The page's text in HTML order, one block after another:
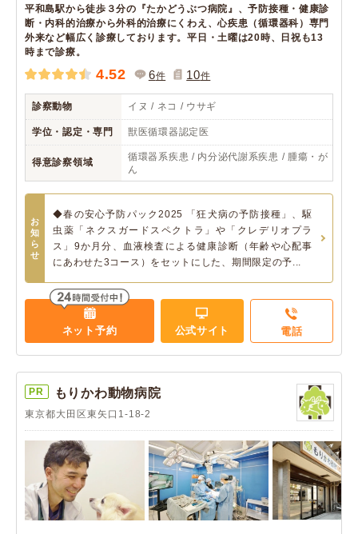
平和島駅から徒歩３分の『たかどうぶつ病院』、予防接種・健康診
断・内科的治療から外科的治療にくわえ、心疾患（循環器科）専門
外来など幅広く診療しております。平日・土曜は20時、日祝も13
時まで診療。
4.52 6件 10件
診察動物 イヌ / ネコ / ウサギ
学位・認定・専門 獣医循環器認定医
得意診察領域
循環器系疾患 / 内分泌代謝系疾患 / 腫瘍・が
ん
お
知
ら
せ
◆春の安心予防パック2025 「狂犬病の予防接種」、駆
虫薬「ネクスガードスペクトラ」や「クレデリオプラ
ス」9か月分、血液検査による健康診断（年齢や心配事
にあわせた3コース）をセットにした、期間限定の予...
ネット予約 公式サイト 電話
PR もりかわ動物病院
東京都大田区東矢口1-18-2